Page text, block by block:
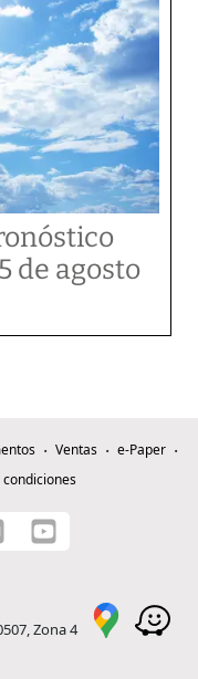
de agosto
Ventas
e-Paper
Zona 4